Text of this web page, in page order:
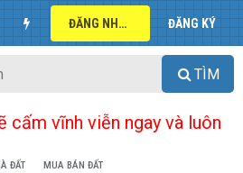
ĐĂNG NHẬP ĐĂNG KÝ
TÌM
cấm vĩnh viễn ngay và luôn
ĐẤT MUA BÁN ĐẤT